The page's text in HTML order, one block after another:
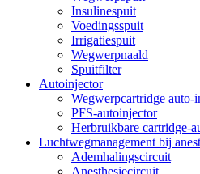
Insulinespuit
Voedingsspuit
Irrigatiespuit
Wegwerpnaald
Spuitfilter
Autoinjector
Wegwerpcartridge auto-
PFS-autoinjector
Herbruikbare cartridge-
Luchtwegmanagement bij
Ademhalingscircuit
Anesthesiecircuit